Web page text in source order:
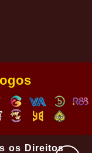
os Direitos